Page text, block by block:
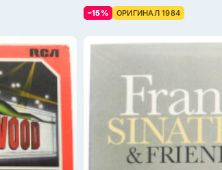
–15% ОРИГИНАЛ 1984